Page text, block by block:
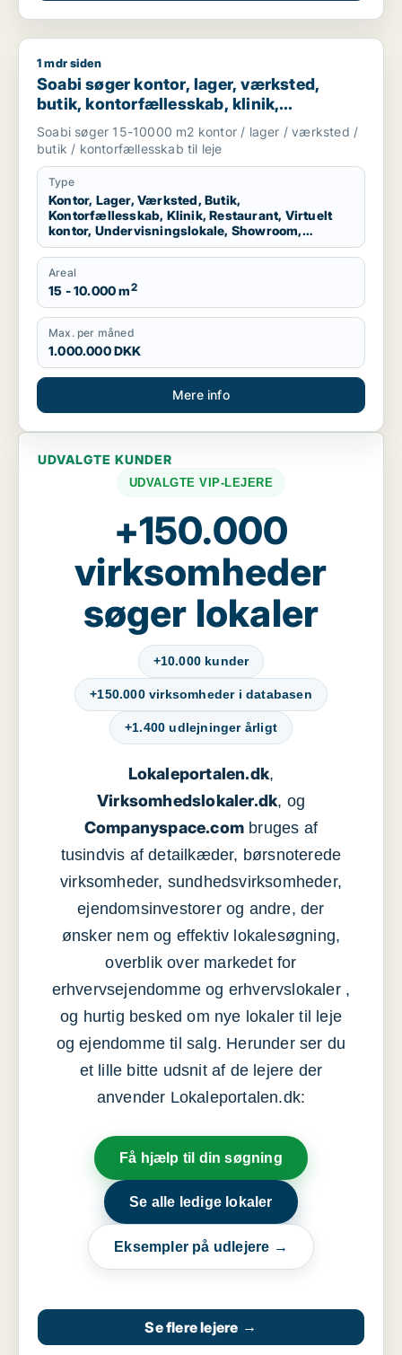
Soabi søger kontor, lager, værksted, butik,
1 mdr siden
Soabi søger kontor, lager, værksted,
butik, kontorfællesskab, klinik,
restaurant, virtuelt kontor,
undervisningslokale, showroom,
erhvervsgrund, produktionslokaler eller
garage til leje i Vejle Øst, Juelsminde eller
Stouby m.fl.
Soabi søger 15-10000 m2 kontor / lager / værksted /
butik / kontorfællesskab til leje
Type
Kontor, Lager, Værksted, Butik,
Kontorfællesskab, Klinik, Restaurant, Virtuelt
kontor, Undervisningslokale, Showroom,
Erhvervsgrund, Produktionslokaler, Garage
Areal
15 - 10.000 m2
Max. per måned
1.000.000 DKK
Mere info
UDVALGTE KUNDER
UDVALGTE VIP-LEJERE
+150.000
virksomheder
søger lokaler
+10.000 kunder
+150.000 virksomheder i databasen
+1.400 udlejninger årligt
Lokaleportalen.dk,
Virksomhedslokaler.dk, og
Companyspace.com bruges af
tusindvis af detailkæder, børsnoterede
virksomheder, sundhedsvirksomheder,
ejendomsinvestorer og andre, der
ønsker nem og effektiv lokalesøgning,
overblik over markedet for
erhvervsejendomme og erhvervslokaler ,
og hurtig besked om nye lokaler til leje
og ejendomme til salg. Herunder ser du
et lille bitte udsnit af de lejere der
anvender Lokaleportalen.dk:
Få hjælp til din søgning
Se alle ledige lokaler
Eksempler på udlejere →
Se flere lejere →